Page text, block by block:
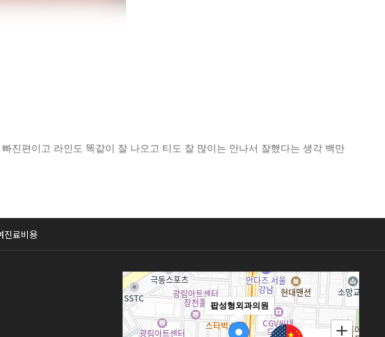
진편이고 라인도 똑같이 잘 나오고 티도 잘 많이는 안나서 잘했다는 생각 백만
진료비용
팝성형외과의원